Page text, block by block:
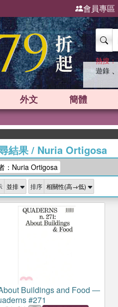
會員專區
熱搜：
遊錄 、
外文 簡體
結果/ Nuria Ortigosa
：Nuria Ortigosa
排序
Buildings and Food ―
#271